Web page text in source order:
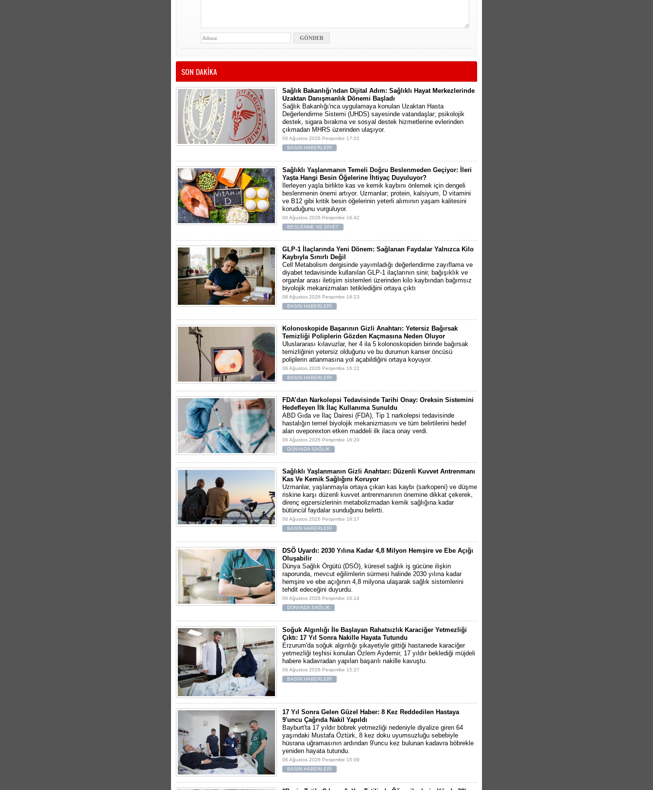
SON DAKİKA
Sağlık Bakanlığı'ndan Dijital Adım: Sağlıklı Hayat Merkezlerinde
Uzaktan Danışmanlık Dönemi Başladı
Sağlık Bakanlığı'nca uygulamaya konulan Uzaktan Hasta
Değerlendirme Sistemi (UHDS) sayesinde vatandaşlar; psikolojik
destek, sigara bırakma ve sosyal destek hizmetlerine evlerinden
çıkmadan MHRS üzerinden ulaşıyor.
06 Ağustos 2026 Perşembe 17:01
BASIN HABERLERİ
Sağlıklı Yaşlanmanın Temeli Doğru Beslenmeden Geçiyor: İleri
Yaşta Hangi Besin Öğelerine İhtiyaç Duyuluyor?
İlerleyen yaşla birlikte kas ve kemik kaybını önlemek için dengeli
beslenmenin önemi artıyor. Uzmanlar; protein, kalsiyum, D vitamini
ve B12 gibi kritik besin öğelerinin yeterli alımının yaşam kalitesini
koruduğunu vurguluyor.
06 Ağustos 2026 Perşembe 16:42
BESLENME VE DİYET
GLP-1 İlaçlarında Yeni Dönem: Sağlanan Faydalar Yalnızca Kilo
Kaybıyla Sınırlı Değil
Cell Metabolism dergisinde yayımladığı değerlendirme zayıflama ve
diyabet tedavisinde kullanılan GLP-1 ilaçlarının sinir, bağışıklık ve
organlar arası iletişim sistemleri üzerinden kilo kaybından bağımsız
biyolojik mekanizmaları tetiklediğini ortaya çıktı
06 Ağustos 2026 Perşembe 16:23
BASIN HABERLERİ
Kolonoskopide Başarının Gizli Anahtarı: Yetersiz Bağırsak
Temizliği Poliplerin Gözden Kaçmasına Neden Oluyor
Uluslararası kılavuzlar, her 4 ila 5 kolonoskopiden birinde bağırsak
temizliğinin yetersiz olduğunu ve bu durumun kanser öncüsü
poliplerin atlanmasına yol açabildiğini ortaya koyuyor.
06 Ağustos 2026 Perşembe 16:22
BASIN HABERLERİ
FDA’dan Narkolepsi Tedavisinde Tarihi Onay: Oreksin Sistemini
Hedefleyen İlk İlaç Kullanıma Sunuldu
ABD Gıda ve İlaç Dairesi (FDA), Tip 1 narkolepsi tedavisinde
hastalığın temel biyolojik mekanizmasını ve tüm belirtilerini hedef
alan oveporexton etken maddeli ilk ilaca onay verdi.
06 Ağustos 2026 Perşembe 16:20
DÜNYADA SAĞLIK
Sağlıklı Yaşlanmanın Gizli Anahtarı: Düzenli Kuvvet Antrenmanı
Kas Ve Kemik Sağlığını Koruyor
Uzmanlar, yaşlanmayla ortaya çıkan kas kaybı (sarkopeni) ve düşme
riskine karşı düzenli kuvvet antrenmanının önemine dikkat çekerek,
direnç egzersizlerinin metabolizmadan kemik sağlığına kadar
bütüncül faydalar sunduğunu belirtti.
06 Ağustos 2026 Perşembe 16:17
BASIN HABERLERİ
DSÖ Uyardı: 2030 Yılına Kadar 4,8 Milyon Hemşire ve Ebe Açığı
Oluşabilir
Dünya Sağlık Örgütü (DSÖ), küresel sağlık iş gücüne ilişkin
raporunda, mevcut eğilimlerin sürmesi halinde 2030 yılına kadar
hemşire ve ebe açığının 4,8 milyona ulaşarak sağlık sistemlerini
tehdit edeceğini duyurdu.
06 Ağustos 2026 Perşembe 16:14
DÜNYADA SAĞLIK
Soğuk Algınlığı İle Başlayan Rahatsızlık Karaciğer Yetmezliği
Çıktı: 17 Yıl Sonra Nakille Hayata Tutundu
Erzurum'da soğuk algınlığı şikayetiyle gittiği hastanede karaciğer
yetmezliği teşhisi konulan Özlem Aydemir, 17 yıldır beklediği müjdeli
habere kadavradan yapılan başarılı nakille kavuştu.
06 Ağustos 2026 Perşembe 15:27
BASIN HABERLERİ
17 Yıl Sonra Gelen Güzel Haber: 8 Kez Reddedilen Hastaya
9'uncu Çağrıda Nakil Yapıldı
Bayburt'ta 17 yıldır böbrek yetmezliği nedeniyle diyalize giren 64
yaşındaki Mustafa Öztürk, 8 kez doku uyumsuzluğu sebebiyle
hüsrana uğramasının ardından 9'uncu kez bulunan kadavra böbrekle
yeniden hayata tutundu.
06 Ağustos 2026 Perşembe 15:09
BASIN HABERLERİ